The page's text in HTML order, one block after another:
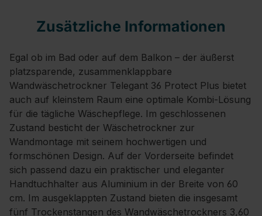
Zusätzliche Informationen
Egal ob im Bad oder auf dem Balkon – der äußerst
platzsparende, zusammenklappbare
Wandwäschetrockner Telegant 36 Protect Plus bietet
auch auf kleinstem Raum eine optimale Kombi-Lösung
für die tägliche Wäschepflege. Im geschlossenen
Zustand besticht der Wäschetrockner zur
Wandmontage mit seinem hochwertigen und
formschönen Design. Auf der Vorderseite befindet
sich passend dazu ein praktischer und eleganter
Handtuchhalter aus Aluminium in der Breite von 60
cm. Im ausgeklappten Zustand bieten die insgesamt
fünf Trockenstangen des Wandwäschetrockners 3,60